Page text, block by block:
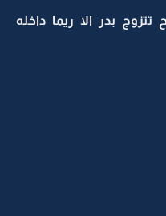
بدر الا ريما داخله